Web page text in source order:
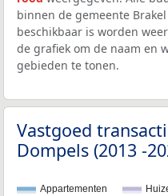
binnen de gemeente
beschikbaar is worden
de grafiek om de naam en
gebieden te tonen.
Vastgoed
Dompels (2013 -
Appartementen